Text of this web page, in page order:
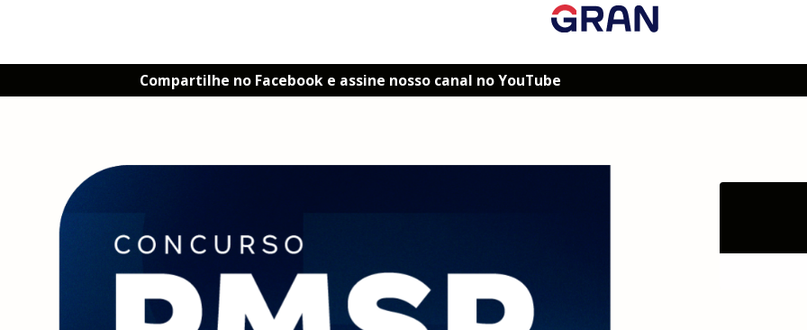
Compartilhe no Facebook e assine nosso canal no YouTube